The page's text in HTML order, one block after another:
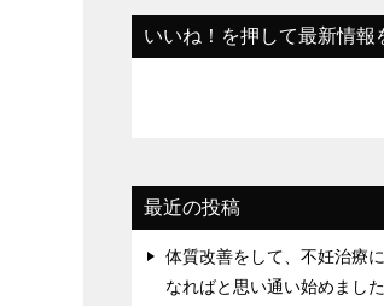
いいね！を押して最新情報
最近の投稿
体質改善をして、不妊治療
なればと思い通い始めまし